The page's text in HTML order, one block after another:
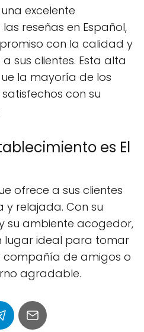
excelente
reseñas en Español,
con la calidad y
sus clientes. Esta alta
la mayoría de los
con su
es El
ofrece a sus clientes
y relajada. Con su
su ambiente acogedor,
lugar ideal para tomar
de amigos o
agradable.